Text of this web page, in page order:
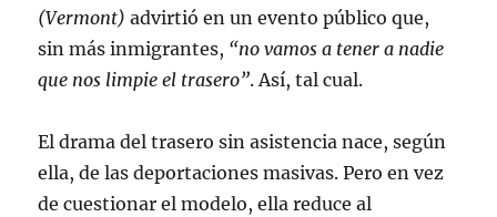
(Vermont) advirtió en un evento público que,
sin más inmigrantes, “no vamos a tener a nadie
que nos limpie el trasero”. Así, tal cual.
El drama del trasero sin asistencia nace, según
ella, de las deportaciones masivas. Pero en vez
de cuestionar el modelo, ella reduce al